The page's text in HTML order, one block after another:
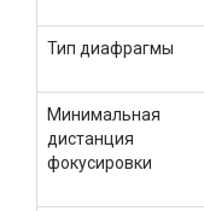
Тип диафрагмы
Минимальная
дистанция
фокусировки